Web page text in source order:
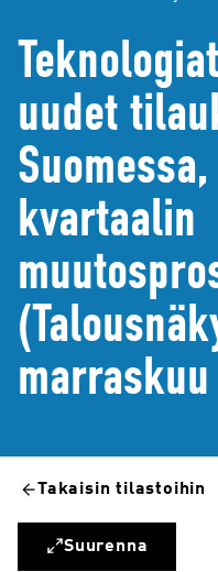
uudet
kvartaalin
Takaisin tilastoihin
Suurenna